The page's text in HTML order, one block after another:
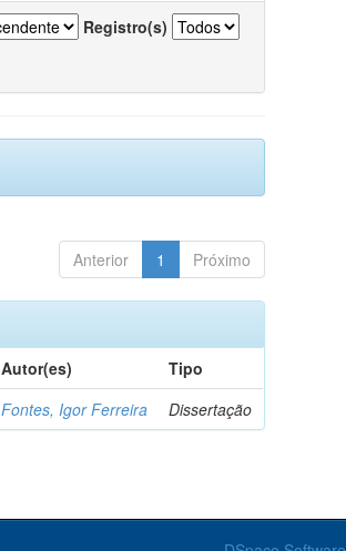
Registro(s)
Anterior 1 Próximo
Autor(es)
Tipo
Fontes, Igor Ferreira Dissertação